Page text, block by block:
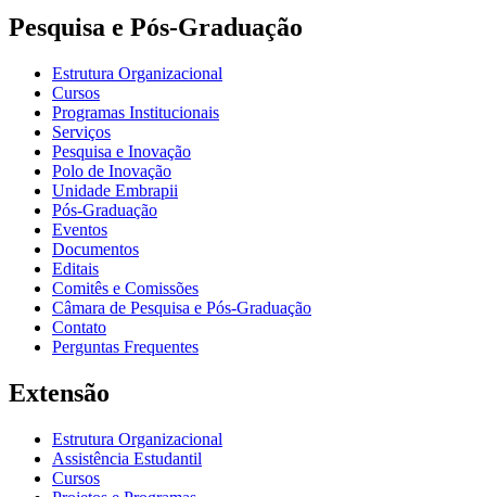
Pesquisa e Pós-Graduação
Estrutura Organizacional
Cursos
Programas Institucionais
Serviços
Pesquisa e Inovação
Polo de Inovação
Unidade Embrapii
Pós-Graduação
Eventos
Documentos
Editais
Comitês e Comissões
Câmara de Pesquisa e Pós-Graduação
Contato
Perguntas Frequentes
Extensão
Estrutura Organizacional
Assistência Estudantil
Cursos